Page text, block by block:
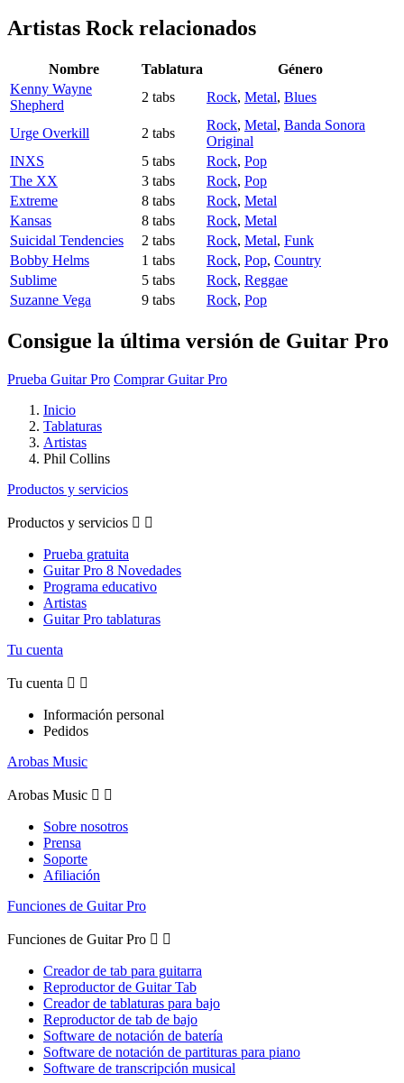
Artistas Rockrelacionados
Nombre Tablatura
Género
Kenny Wayne
Shepherd
2 tabs Rock, Metal, Blues
Urge Overkill 2 tabs
Rock, Metal, Banda Sonora
Original
INXS
5 tabs Rock, Pop
The XX
3 tabs Rock, Pop
Extreme
8 tabs Rock, Metal
Kansas
8 tabs Rock, Metal
Suicidal Tendencies
2 tabs Rock, Metal, Funk
Bobby Helms
1 tabs Rock, Pop, Country
Sublime
5 tabs Rock, Reggae
Suzanne Vega
9 tabs Rock, Pop
Consigue la última versión de Guitar Pro
Prueba Guitar Pro Comprar Guitar Pro
Inicio
Tablaturas
Artistas
Phil Collins
Productos y servicios
Productos y servicios  
Prueba gratuita
Guitar Pro 8 Novedades
Programa educativo
Artistas
Guitar Pro tablaturas
Tu cuenta
Tu cuenta  
Información personal
Pedidos
Arobas Music
Arobas Music  
Sobre nosotros
Prensa
Soporte
Afiliación
Funciones de Guitar Pro
Funciones de Guitar Pro  
Creador de tab para guitarra
Reproductor de Guitar Tab
Creador de tablaturas para bajo
Reproductor de tab de bajo
Software de notación de batería
Software de notación de partituras para piano
Software de transcripción musical